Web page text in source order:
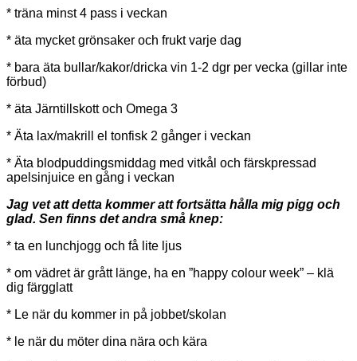
* träna minst 4 pass i veckan
* äta mycket grönsaker och frukt varje dag
* bara äta bullar/kakor/dricka vin 1-2 dgr per vecka (gillar inte
förbud)
* äta Järntillskott och Omega 3
* Äta lax/makrill el tonfisk 2 gånger i veckan
* Äta blodpuddingsmiddag med vitkål och färskpressad
apelsinjuice en gång i veckan
Jag vet att detta kommer att fortsätta hålla mig pigg och
glad. Sen finns det andra små knep:
* ta en lunchjogg och få lite ljus
* om vädret är grått länge, ha en ”happy colour week” – klä
dig färgglatt
* Le när du kommer in på jobbet/skolan
* le när du möter dina nära och kära